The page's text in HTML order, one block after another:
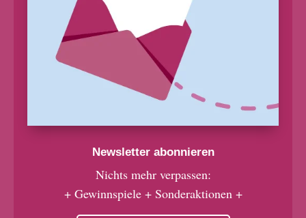
Newsletter abonnieren
Nichts mehr verpassen:
+ Gewinnspiele + Sonderaktionen +